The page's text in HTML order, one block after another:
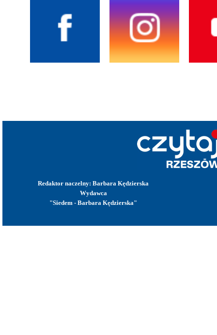
Redaktor naczelny: Barbara Kędzierska
Wydawca
"Siedem - Barbara Kędzierska"